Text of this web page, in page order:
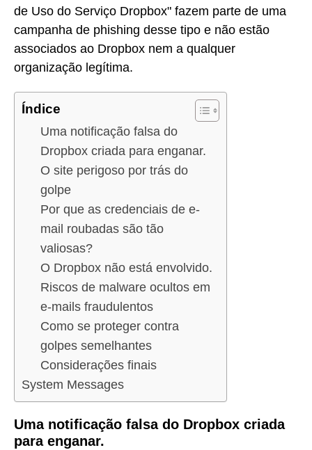
de Uso do Serviço Dropbox" fazem parte de uma
campanha de phishing desse tipo e não estão
associados ao Dropbox nem a qualquer
organização legítima.
Índice
Uma notificação falsa do
Dropbox criada para enganar.
O site perigoso por trás do
golpe
Por que as credenciais de e-
mail roubadas são tão
valiosas?
O Dropbox não está envolvido.
Riscos de malware ocultos em
e-mails fraudulentos
Como se proteger contra
golpes semelhantes
Considerações finais
System Messages
Uma notificação falsa do Dropbox criada
para enganar.